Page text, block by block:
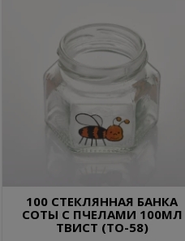
100 СТЕКЛЯННАЯ БАНКА
СОТЫ С ПЧЕЛАМИ 100МЛ
ТВИСТ (ТО-58)